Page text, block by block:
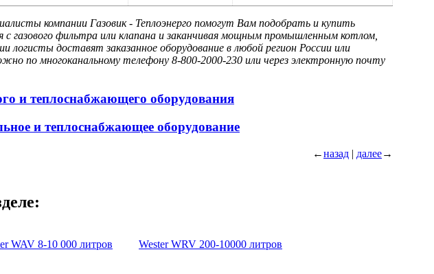
компании Газовик - Теплоэнерго помогут Вам подобрать и купить
с газового фильтра или клапана и заканчивая мощным промышленным котлом,
доставят заказанное оборудование в любой регион России или
по многоканальному телефону 8-800-2000-230 или через электронную почту
и теплоснабжающего оборудования
и теплоснабжающее оборудование
←назад | далее→
WAV 8-10 000 литров Wester WRV 200-10000 литров